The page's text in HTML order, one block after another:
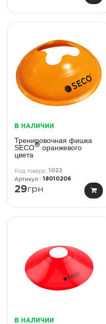
В НАЛИЧИИ
Тренировочная фишка
SECO® оранжевого
цвета
1022
18010206
29грн
В НАЛИЧИИ